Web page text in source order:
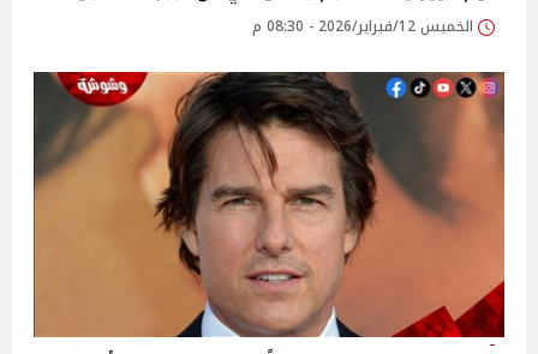
الخميس 12/فبراير/2026 - 08:30 م